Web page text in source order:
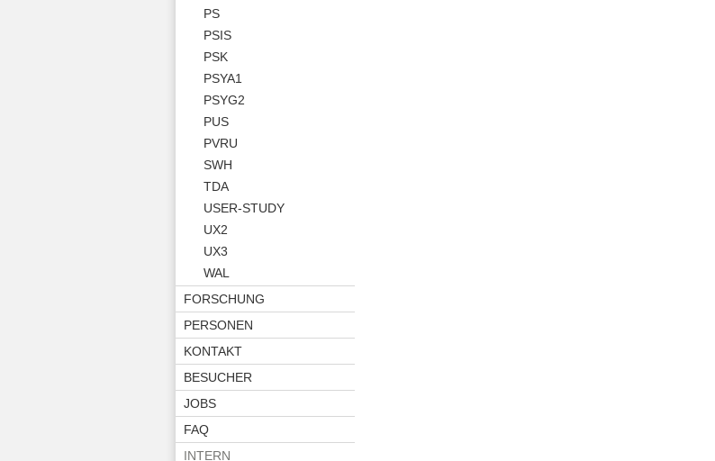
PS
PSIS
PSK
PSYA1
PSYG2
PUS
PVRU
SWH
TDA
USER-STUDY
UX2
UX3
WAL
FORSCHUNG
PERSONEN
KONTAKT
BESUCHER
JOBS
FAQ
INTERN